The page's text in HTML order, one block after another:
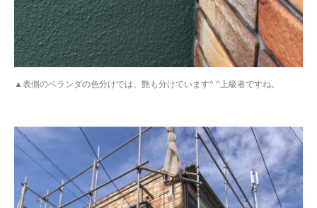
▲表側のベランダの色分けでは、艶も分けています^ ^上級者ですね。